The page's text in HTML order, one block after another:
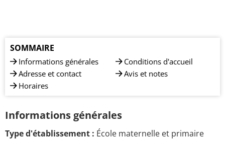
SOMMAIRE
Informations générales
Adresse et contact
Horaires
Conditions d'accueil
Avis et notes
Informations générales
Type d'établissement : École maternelle et primaire